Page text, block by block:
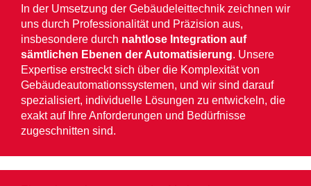
In der Umsetzung der Gebäudeleittechnik zeichnen wir
uns durch Professionalität und Präzision aus,
insbesondere durch nahtlose Integration auf
sämtlichen Ebenen der Automatisierung. Unsere
Expertise erstreckt sich über die Komplexität von
Gebäudeautomationssystemen, und wir sind darauf
spezialisiert, individuelle Lösungen zu entwickeln, die
exakt auf Ihre Anforderungen und Bedürfnisse
zugeschnitten sind.